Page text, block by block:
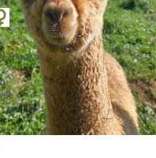
Alpaka